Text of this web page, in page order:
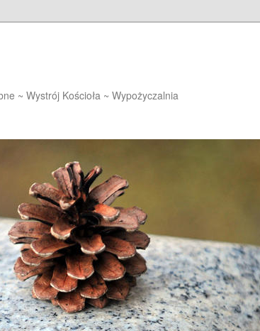
~ Wystrój Kościoła ~ Wypożyczalnia